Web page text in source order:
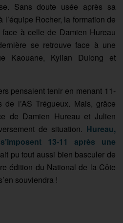
Sans doute usée après sa
l’équipe Rocher, la formation de
à celle de Damien Hureau
se retrouve face à une
Kaouane, Kylian Dulong et
pensaient tenir en menant 11-
l’AS Trégueux. Mais, grâce
de Damien Hureau et Julien
de situation. Hureau,
13-11 après une
pu tout aussi bien basculer de
édition du National de la Côte
souviendra !